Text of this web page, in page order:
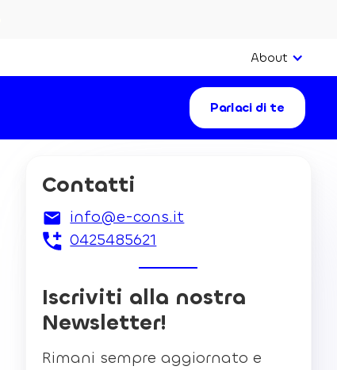
About
Parlaci di te
Contatti
info@e-cons.it
0425485621
Iscriviti alla nostra
Newsletter!
Rimani sempre aggiornato e